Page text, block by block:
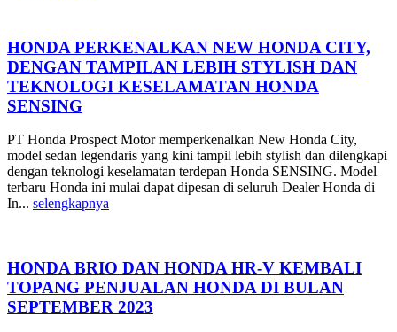
HONDA PERKENALKAN NEW HONDA CITY,
DENGAN TAMPILAN LEBIH STYLISH DAN
TEKNOLOGI KESELAMATAN HONDA
SENSING
PT Honda Prospect Motor memperkenalkan New Honda City,
model sedan legendaris yang kini tampil lebih stylish dan dilengkapi
dengan teknologi keselamatan terdepan Honda SENSING. Model
terbaru Honda ini mulai dapat dipesan di seluruh Dealer Honda di
In... selengkapnya
HONDA BRIO DAN HONDA HR-V KEMBALI
TOPANG PENJUALAN HONDA DI BULAN
SEPTEMBER 2023